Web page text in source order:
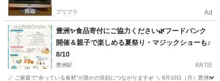
プリフラ Ad
豊洲✨食品寄付にご協力ください🌿フードバンク
開催＆親子で楽しめる夏祭り・マジックショーも♪
8/10
豊洲駅 8月7日
／ ご家庭で“余っている食材”が誰かの笑顔につながります🌿 ＼ 8月10日（月）豊洲